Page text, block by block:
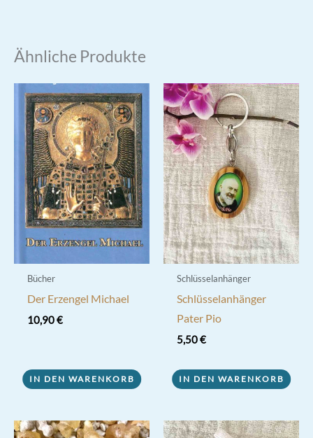
Ähnliche Produkte
Bücher
Der Erzengel Michael
10,90€
IN DEN WARENKORB
Schlüsselanhänger
Schlüsselanhänger
Pater Pio
5,50€
IN DEN WARENKORB